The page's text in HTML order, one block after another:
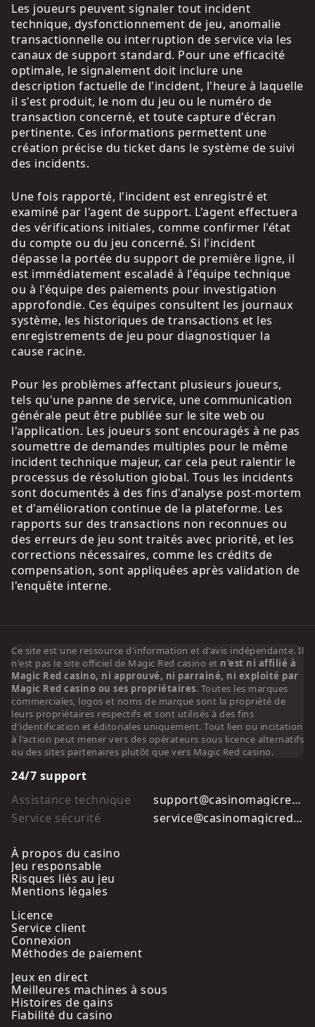
Les joueurs peuvent signaler tout incident
technique, dysfonctionnement de jeu, anomalie
transactionnelle ou interruption de service via les
canaux de support standard. Pour une efficacité
optimale, le signalement doit inclure une
description factuelle de l'incident, l'heure à laquelle
il s'est produit, le nom du jeu ou le numéro de
transaction concerné, et toute capture d'écran
pertinente. Ces informations permettent une
création précise du ticket dans le système de suivi
des incidents.
Une fois rapporté, l'incident est enregistré et
examiné par l'agent de support. L'agent effectuera
des vérifications initiales, comme confirmer l'état
du compte ou du jeu concerné. Si l'incident
dépasse la portée du support de première ligne, il
est immédiatement escaladé à l'équipe technique
ou à l'équipe des paiements pour investigation
approfondie. Ces équipes consultent les journaux
système, les historiques de transactions et les
enregistrements de jeu pour diagnostiquer la
cause racine.
Pour les problèmes affectant plusieurs joueurs,
tels qu'une panne de service, une communication
générale peut être publiée sur le site web ou
l'application. Les joueurs sont encouragés à ne pas
soumettre de demandes multiples pour le même
incident technique majeur, car cela peut ralentir le
processus de résolution global. Tous les incidents
sont documentés à des fins d'analyse post-mortem
et d'amélioration continue de la plateforme. Les
rapports sur des transactions non reconnues ou
des erreurs de jeu sont traités avec priorité, et les
corrections nécessaires, comme les crédits de
compensation, sont appliquées après validation de
l'enquête interne.
Ce site est une ressource d'information et d'avis indépendante. Il
n'est pas le site officiel de Magic Red casino et n'est ni affilié à
Magic Red casino, ni approuvé, ni parrainé, ni exploité par
Magic Red casino ou ses propriétaires. Toutes les marques
commerciales, logos et noms de marque sont la propriété de
leurs propriétaires respectifs et sont utilisés à des fins
d'identification et éditoriales uniquement. Tout lien ou incitation
à l'action peut mener vers des opérateurs sous licence alternatifs
ou des sites partenaires plutôt que vers Magic Red casino.
24/7 support
Assistance technique
support@casinomagicred.ca
Service sécurité
service@casinomagicred.ca
À propos du casino
Jeu responsable
Risques liés au jeu
Mentions légales
Licence
Service client
Connexion
Méthodes de paiement
Jeux en direct
Meilleures machines à sous
Histoires de gains
Fiabilité du casino